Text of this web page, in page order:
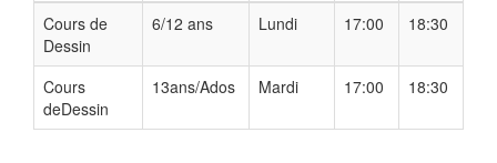
Cours de
Dessin
6/12 ans Lundi 17:00 18:30
Cours
deDessin
13ans/Ados Mardi 17:00 18:30